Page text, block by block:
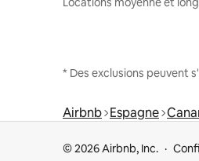
* Des exclusions peuvent
Airbnb Espagne
© 2026 Airbnb, Inc.